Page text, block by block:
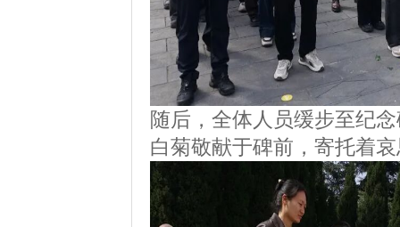
随后，全体人员缓步至纪
白菊敬献于碑前，寄托着